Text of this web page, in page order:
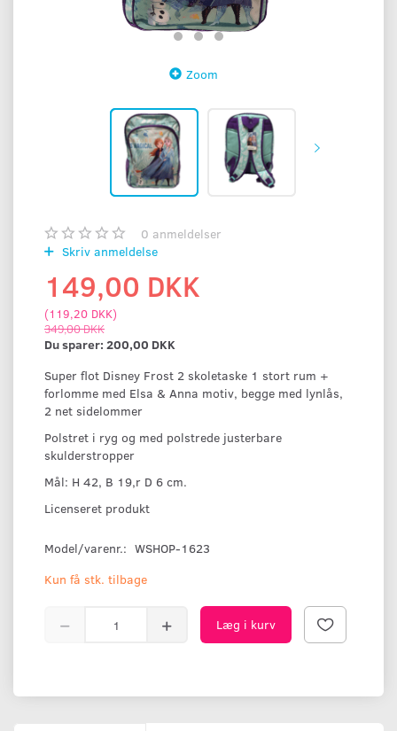
Zoom
0 anmeldelser
Skriv anmeldelse
149,00 DKK
(119,20 DKK)
349,00 DKK
Du sparer: 200,00 DKK
Super flot Disney Frost 2 skoletaske 1 stort rum +
forlomme med Elsa & Anna motiv, begge med lynlås,
2 net sidelommer
Polstret i ryg og med polstrede justerbare
skulderstropper
Mål: H 42, B 19,r D 6 cm.
Licenseret produkt
Model/varenr.: WSHOP-1623
Kun få stk. tilbage
Læg i kurv